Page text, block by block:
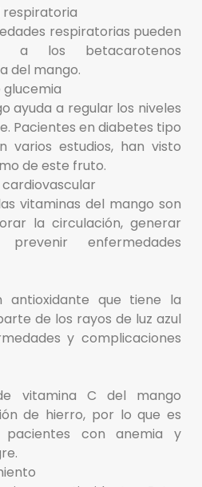
respiratorias pueden
a los betacarotenos
del mango.
glucemia
ayuda a regular los niveles
Pacientes en diabetes tipo
varios estudios, han visto
de este fruto.
vitaminas del mango son
la circulación, generar
enfermedades
antioxidante que tiene la
de los rayos de luz azul
y complicaciones
vitamina C del mango
de hierro, por lo que es
pacientes con anemia y